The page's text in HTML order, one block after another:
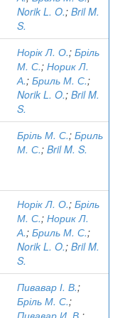
Norik L. O.; Bril M.
S.
Норік Л. О.; Бріль
М. С.; Норик Л.
А.; Бриль М. С.;
Norik L. O.; Bril M.
S.
Бріль М. С.; Бриль
М. С.; Bril M. S.
Норік Л. О.; Бріль
М. С.; Норик Л.
А.; Бриль М. С.;
Norik L. O.; Bril M.
S.
Пивавар І. В.;
Бріль М. С.;
Пивавар И. В. ;